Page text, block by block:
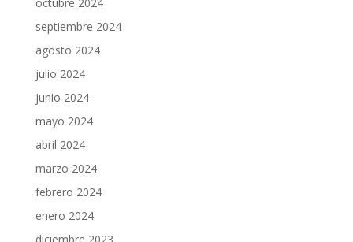
septiembre 2024
agosto 2024
julio 2024
junio 2024
mayo 2024
abril 2024
marzo 2024
febrero 2024
enero 2024